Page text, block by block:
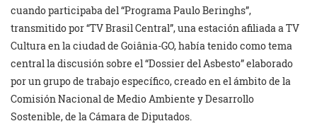
cuando participaba del “Programa Paulo Beringhs”,
transmitido por “TV Brasil Central”, una estación afiliada a TV
Cultura en la ciudad de Goiânia-GO, había tenido como tema
central la discusión sobre el “Dossier del Asbesto” elaborado
por un grupo de trabajo específico, creado en el ámbito de la
Comisión Nacional de Medio Ambiente y Desarrollo
Sostenible, de la Cámara de Diputados.